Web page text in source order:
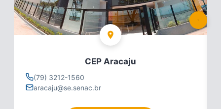
CEP Aracaju
(79) 3212-1560
aracaju@se.senac.br